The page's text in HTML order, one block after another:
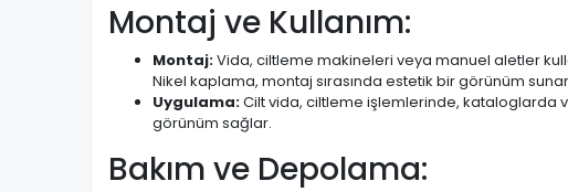
Montaj ve Kullanım:
Montaj:Vida, ciltleme makineleri veya manuel aletler
Nikel kaplama, montaj sırasında estetik bir görünüm
Uygulama:Cilt vida, ciltleme işlemlerinde, kataloglarda
görünüm sağlar.
Bakım ve Depolama: